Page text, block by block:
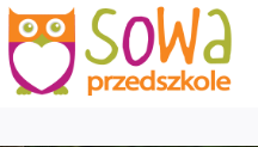
Przejdź
do
treści